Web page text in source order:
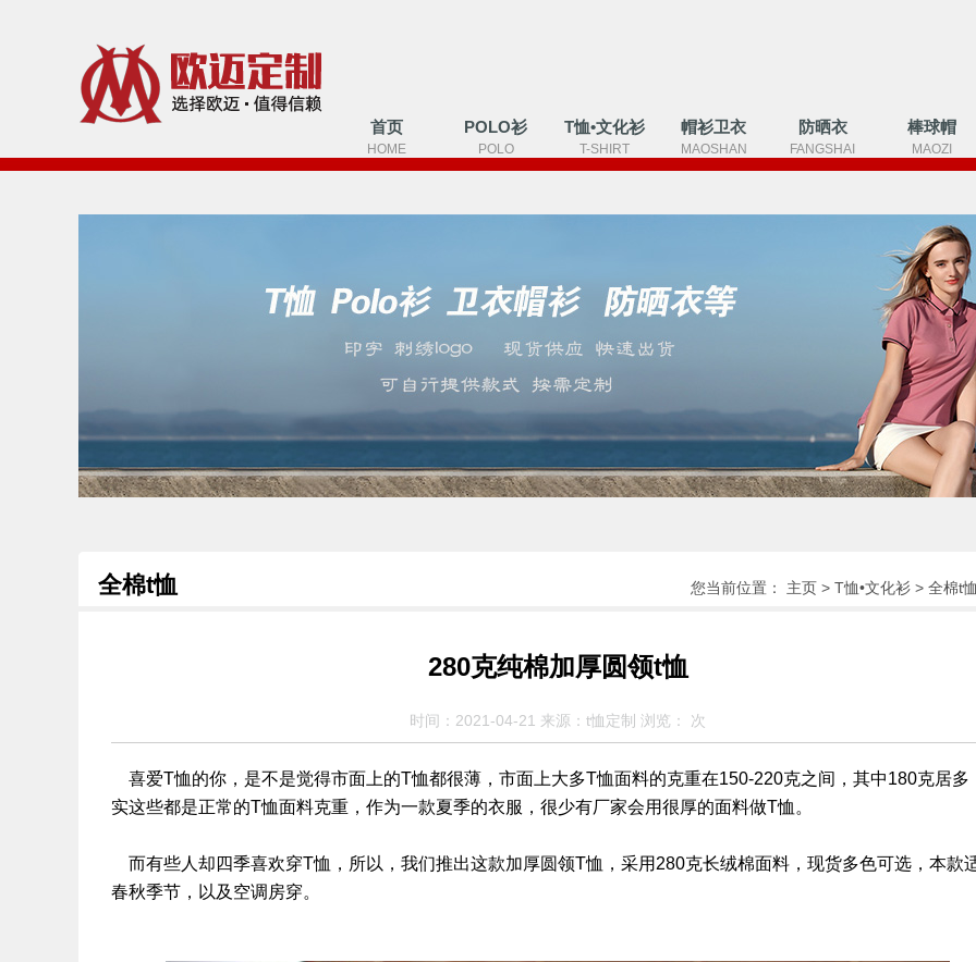
首页
HOME
POLO衫
POLO
T恤•文化衫
T-SHIRT
帽衫卫衣
MAOSHAN
防晒衣
FANGSHAI
棒球帽
MAOZI
全棉t恤 您当前位置： 主页 > T恤•文化衫 > 全棉t恤
280克纯棉加厚圆领t恤
时间：2021-04-21 来源：t恤定制 浏览： 次
喜爱T恤的你，是不是觉得市面上的T恤都很薄，市面上大多T恤面料的克重在150-220克之间，其中180克居多
实这些都是正常的T恤面料克重，作为一款夏季的衣服，很少有厂家会用很厚的面料做T恤。
而有些人却四季喜欢穿T恤，所以，我们推出这款加厚圆领T恤，采用280克长绒棉面料，现货多色可选，本款
春秋季节，以及空调房穿。